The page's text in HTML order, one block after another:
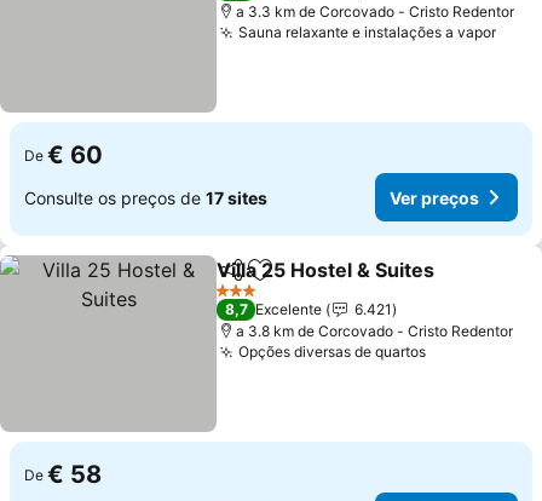
a 3.3 km de Corcovado - Cristo Redentor
Sauna relaxante e instalações a vapor
De € 60
Consulte os preços de 17 sites Ver preços
PartilharAdicionar aos favoritos
Villa 25 Hostel & Suites
3 Estrelas
8,7 Excelente
6.421
a 3.8 km de Corcovado - Cristo Redentor
Opções diversas de quartos
De € 58